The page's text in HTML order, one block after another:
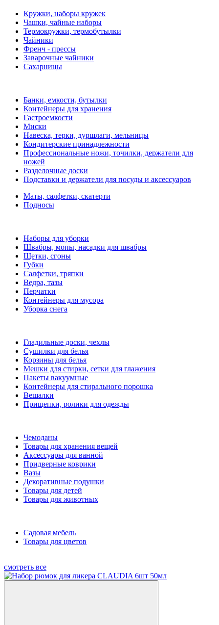
Кружки, наборы кружек
Чашки, чайные наборы
Термокружки, термобутылки
Чайники
Френч - прессы
Заварочные чайники
Сахарницы
Банки, емкости, бутылки
Контейнеры для хранения
Гастроемкости
Миски
Навеска, терки, дуршлаги, мельницы
Кондитерские принадлежности
Профессиональные ножи, точилки, держатели для
ножей
Разделочные доски
Подставки и держатели для посуды и аксессуаров
Маты, салфетки, скатерти
Подносы
Наборы для уборки
Швабры, мопы, насадки для швабры
Щетки, сгоны
Губки
Салфетки, тряпки
Ведра, тазы
Перчатки
Контейнеры для мусора
Уборка снега
Гладильные доски, чехлы
Сушилки для белья
Корзины для белья
Мешки для стирки, сетки для глажения
Пакеты вакуумные
Контейнеры для стирального порошка
Вешалки
Прищепки, ролики для одежды
Чемоданы
Товары для хранения вещей
Аксессуары для ванной
Придверные коврики
Вазы
Декоративные подушки
Товары для детей
Товары для животных
Садовая мебель
Товары для цветов
смотреть все